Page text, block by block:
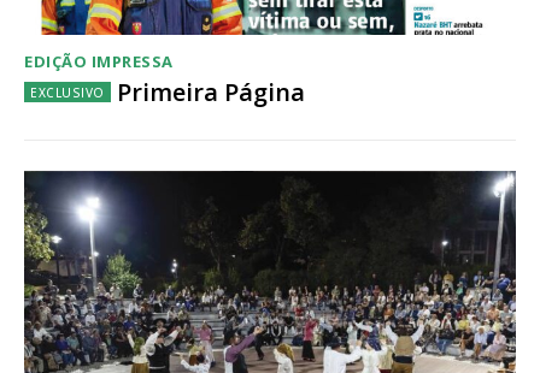
EDIÇÃO IMPRESSA
Primeira Página